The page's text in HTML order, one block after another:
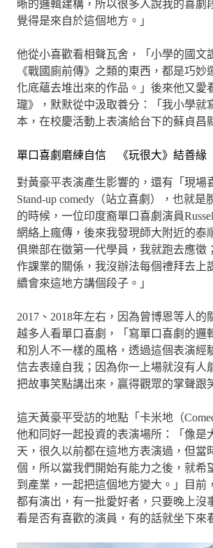
晰的邏輯建構，所以很多人說我的喜劇
覺得是來自於這個地方。」
他從小喜歡看相聲瓦舍，「小學的國文
《戰國廁前傳》之類的東西，都是巧妙
化底蘊去堆出來的作品。」後來他又愛
瓏》，默默從中汲取養分：「我小學就
本，在校慶活動上表演給台下的蘇貞昌
單口喜劇磨練自信 《玩很大》結善緣
對黃豪平表演產生影響的，還有「現場
Stand-up comedy（站立喜劇），也就是
的時候，一位印度裔單口喜劇演員
網絡上瘋傳，後來我發現師大附近的泰
俱樂部在徵第一代學員，我就跑去應徵
作課業的關係，我沒辦法每個禮拜去上
續會來這地方講個段子。」
2017、2018年左右，因為曾博恩等人的
越多人看單口喜劇，「寫單口喜劇的邏
和別人不一樣的風格，透過這個表演經
信去表達自我；因為你一上場就沒有人
把故事笑點講出來，贏得觀眾的掌聲跟
這天黃豪平受訪的地點「卡米地（
他和同好一起投資的表演場所：「像是
天，很久以前都在這地方表演過，但當
個，所以當我們開始有能力之後，就希
到產業，一起把這個地方變大。」目前
都有演出，有一批愛好者，只要晚上沒
看是否有喜歡的演員，有的話就坐下來